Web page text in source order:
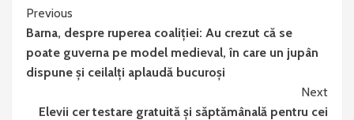
Continue
Reading
Previous
Barna, despre ruperea coaliției: Au crezut că se
poate guverna pe model medieval, în care un jupân
dispune și ceilalți aplaudă bucuroși
Next
Elevii cer testare gratuită și săptămânală pentru cei